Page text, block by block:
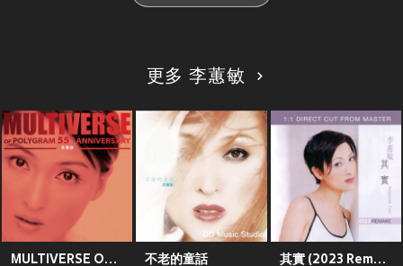
更多 李蕙敏
MULTIVERSE OF POLYGRAM 55TH ANNIVERSARY - 李蕙敏 不老的童話 其實 (2023 Remake)